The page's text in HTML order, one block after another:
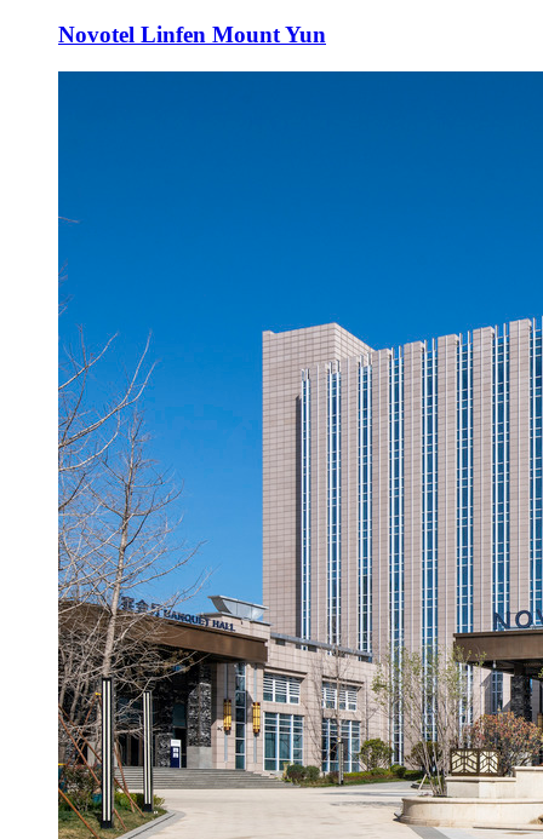
Novotel Linfen Mount Yun